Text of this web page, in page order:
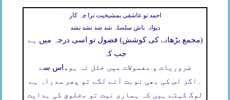
احمد تو عاشقی بمشیخیت ترا چہ کار
دیوانہ باش سلسلہ شد شد نشد نشد
(مجمع بڑھانے کی کوشش) فضول تو اسی درجہ میں ہے
جب کہ
اس سے ضروریات و معمولات میں خلل نہ ہو،
اگر اس کی بھی نوبت آنے لگے تو پھر سدراہ ہے
لوگ کہتے ہیں کہ ہماری نیت تو مخلوق کی ہدایت